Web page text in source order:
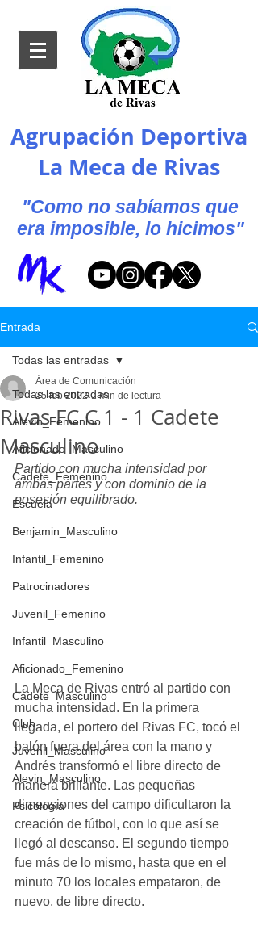
Agrupación Deportiva
La Meca de Rivas
"Como no sabíamos que
era imposible, lo hicimos"
Entrada
Todas las entradas
Alevin_Femenino
Aficionado_Masculino
Cadete_Femenino
Escuela
Benjamin_Masculino
Infantil_Femenino
Patrocinadores
Juvenil_Femenino
Infantil_Masculino
Aficionado_Femenino
Cadete_Masculino
Club
Juvenil_Masculino
Alevin_Masculino
Psicología
Todas las entradas
Rivas FC C 1 - 1 Cadete
Masculino
Área de Comunicación
25 feb 2022 1 min de lectura
Partido con mucha intensidad por
ambas partes y con dominio de la
posesión equilibrado.
La Meca de Rivas entró al partido con
mucha intensidad. En la primera
llegada, el portero del Rivas FC, tocó el
balón fuera del área con la mano y
Andrés transformó el libre directo de
manera brillante. Las pequeñas
dimensiones del campo dificultaron la
creación de fútbol, con lo que así se
llegó al descanso. El segundo tiempo
fue más de lo mismo, hasta que en el
minuto 70 los locales empataron, de
nuevo, de libre directo.